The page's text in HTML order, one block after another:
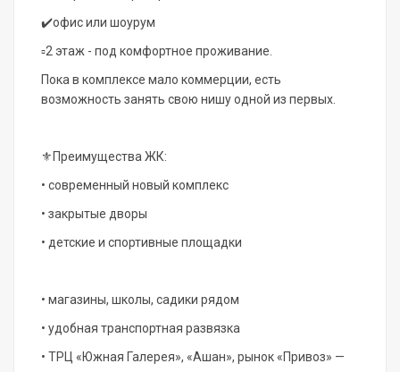
✔️офис или шоурум
▫️2 этаж - под комфортное проживание.
Пока в комплексе мало коммерции, есть
возможность занять свою нишу одной из первых.
⚜️Преимущества ЖК:
• современный новый комплекс
• закрытые дворы
• детские и спортивные площадки
• магазины, школы, садики рядом
• удобная транспортная развязка
• ТРЦ «Южная Галерея», «Ашан», рынок «Привоз» —